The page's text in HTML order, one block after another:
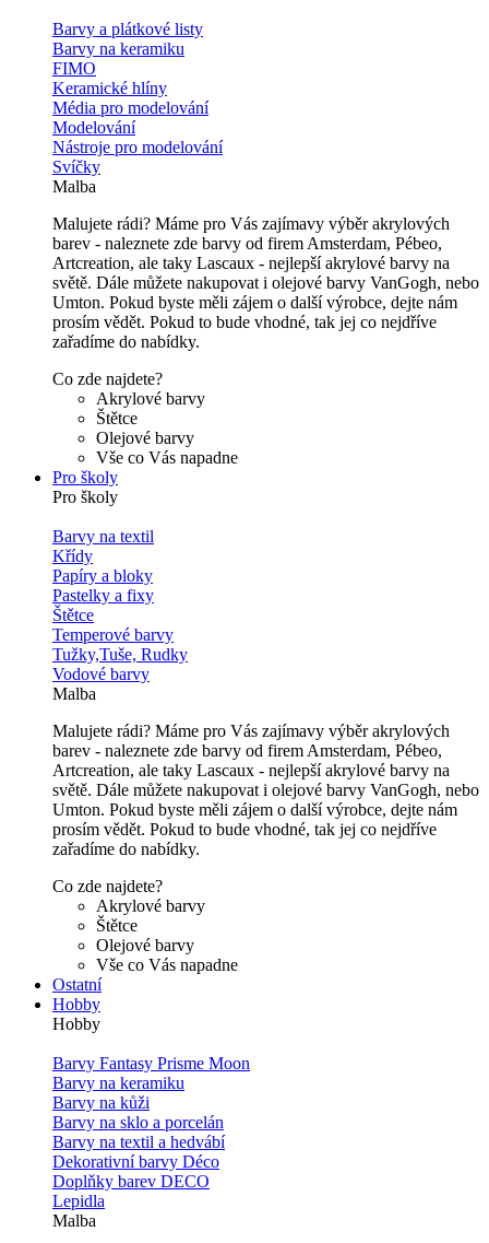
Barvy a plátkové listy
Barvy na keramiku
FIMO
Keramické hlíny
Média pro modelování
Modelování
Nástroje pro modelování
Svíčky
Malba
Malujete rádi? Máme pro Vás zajímavy výběr akrylových
barev - naleznete zde barvy od firem Amsterdam, Pébeo,
Artcreation, ale taky Lascaux - nejlepší akrylové barvy na
světě. Dále můžete nakupovat i olejové barvy VanGogh, nebo
Umton. Pokud byste měli zájem o další výrobce, dejte nám
prosím vědět. Pokud to bude vhodné, tak jej co nejdříve
zařadíme do nabídky.
Co zde najdete?
Akrylové barvy
Štětce
Olejové barvy
Vše co Vás napadne
Pro školy
Pro školy
Barvy na textil
Křídy
Papíry a bloky
Pastelky a fixy
Štětce
Temperové barvy
Tužky,Tuše, Rudky
Vodové barvy
Malba
Malujete rádi? Máme pro Vás zajímavy výběr akrylových
barev - naleznete zde barvy od firem Amsterdam, Pébeo,
Artcreation, ale taky Lascaux - nejlepší akrylové barvy na
světě. Dále můžete nakupovat i olejové barvy VanGogh, nebo
Umton. Pokud byste měli zájem o další výrobce, dejte nám
prosím vědět. Pokud to bude vhodné, tak jej co nejdříve
zařadíme do nabídky.
Co zde najdete?
Akrylové barvy
Štětce
Olejové barvy
Vše co Vás napadne
Ostatní
Hobby
Hobby
Barvy Fantasy Prisme Moon
Barvy na keramiku
Barvy na kůži
Barvy na sklo a porcelán
Barvy na textil a hedvábí
Dekorativní barvy Déco
Doplňky barev DECO
Lepidla
Malba